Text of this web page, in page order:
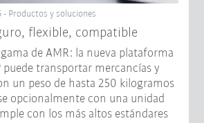
- Productos y soluciones
flexible, compatible
de AMR: la nueva plataforma
puede transportar mercancías y
un peso de hasta 250 kilogramos
opcionalmente con una unidad
con los más altos estándares